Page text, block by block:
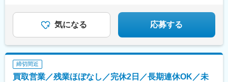
よみうりランド駅、武蔵引田駅、新高島駅、横浜駅、元町・中華
街駅、伊勢佐木長者町駅、神奈川駅、新横浜駅、大倉山駅(神奈川
駅、橋本駅(神奈川県)、上溝駅、相模大野駅、汐入駅、横須賀中央
駅、平塚駅、鎌倉駅、大船駅、藤沢駅、辻堂駅、石上駅、小田原
駅、鴨宮駅、茅ケ崎駅、逗子・葉山駅、三崎口駅、秦野駅、倉見
気になる 応募する
締切間近
買取営業／残業ほぼなし／完休2日／長期連休OK／未